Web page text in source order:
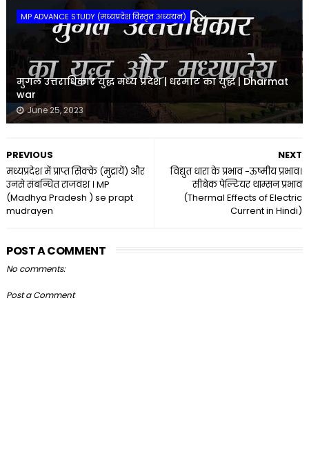
MP ADVANCE STUDY (मध्यप्रदेश विस्तृत अध्ययन)
मुगल उत्तराधिकार युद्ध मध्य प्रदेश | धरमाट का युद्ध | Dharmat
war
June 25, 2023
NEXT
विद्युत धारा के प्रभाव -ऊष्मीय प्रभाव।
सीबेक पेल्टियर थाम्सन प्रभाव
(Thermal Effects of Electric
Current in Hindi)
PREVIOUS
मध्यप्रदेश में प्राप्त सिक्के (मुद्रायें) और
उनसे संबन्धित राजवंश । MP
(Madhya Pradesh ) se prapt
mudrayen
POST A COMMENT
No comments:
Post a Comment